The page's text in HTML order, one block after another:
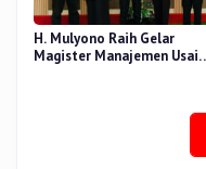
H. Mulyono Raih Gelar
Magister Manajemen Usai